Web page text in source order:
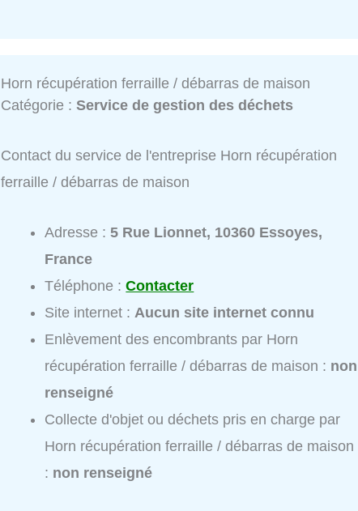
Horn récupération ferraille / débarras de maison
Catégorie :Service de gestion des déchets
Contact du service de l'entreprise Horn récupération
ferraille / débarras de maison
Adresse :5 Rue Lionnet, 10360 Essoyes,
France
Téléphone :Contacter
Site internet : Aucun site internet connu
Enlèvement des encombrants par Horn
récupération ferraille / débarras de maison : non
renseigné
Collecte d'objet ou déchets pris en charge par
Horn récupération ferraille / débarras de maison
: non renseigné